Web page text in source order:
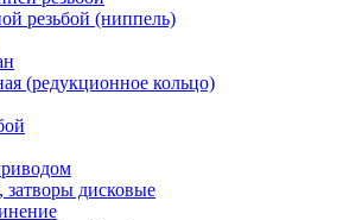
резьбой (ниппель)
(редукционное кольцо)
дисковые